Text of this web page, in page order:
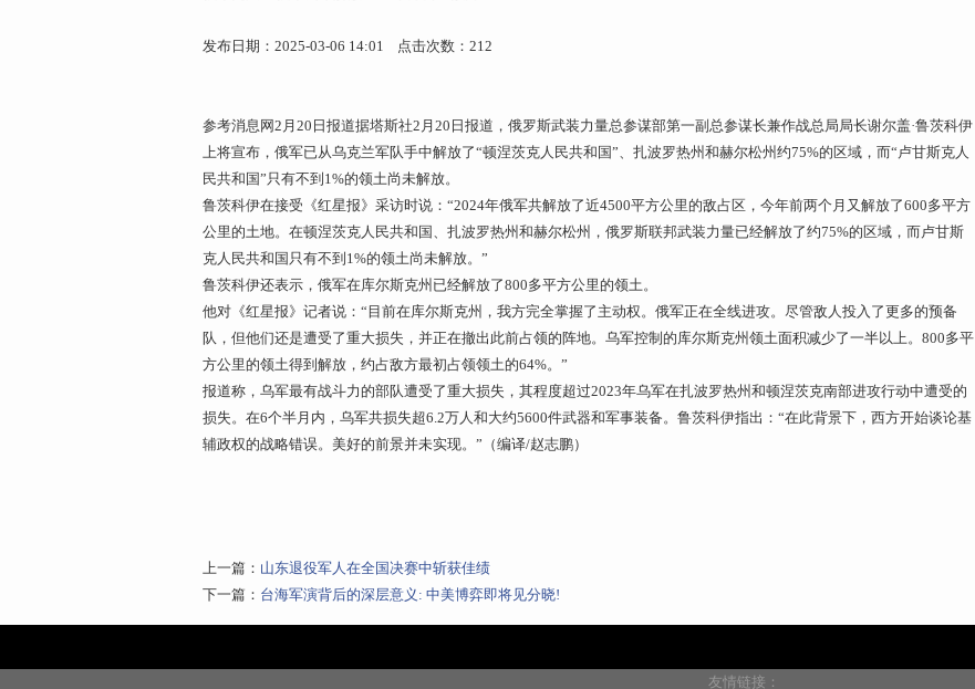
发布日期：2025-03-06 14:01 点击次数：212
参考消息网2月20日报道据塔斯社2月20日报道，俄罗斯武装力量总参谋部第一副总参谋长兼作战总局局长谢尔盖·鲁茨科伊
上将宣布，俄军已从乌克兰军队手中解放了“顿涅茨克人民共和国”、扎波罗热州和赫尔松州约75%的区域，而“卢甘斯克人
民共和国”只有不到1%的领土尚未解放。
鲁茨科伊在接受《红星报》采访时说：“2024年俄军共解放了近4500平方公里的敌占区，今年前两个月又解放了600多平方
公里的土地。在顿涅茨克人民共和国、扎波罗热州和赫尔松州，俄罗斯联邦武装力量已经解放了约75%的区域，而卢甘斯
克人民共和国只有不到1%的领土尚未解放。”
鲁茨科伊还表示，俄军在库尔斯克州已经解放了800多平方公里的领土。
他对《红星报》记者说：“目前在库尔斯克州，我方完全掌握了主动权。俄军正在全线进攻。尽管敌人投入了更多的预备
队，但他们还是遭受了重大损失，并正在撤出此前占领的阵地。乌军控制的库尔斯克州领土面积减少了一半以上。800多平
方公里的领土得到解放，约占敌方最初占领领土的64%。”
报道称，乌军最有战斗力的部队遭受了重大损失，其程度超过2023年乌军在扎波罗热州和顿涅茨克南部进攻行动中遭受的
损失。在6个半月内，乌军共损失超6.2万人和大约5600件武器和军事装备。鲁茨科伊指出：“在此背景下，西方开始谈论基
辅政权的战略错误。美好的前景并未实现。”（编译/赵志鹏）
上一篇： 山东退役军人在全国决赛中斩获佳绩
下一篇： 台海军演背后的深层意义: 中美博弈即将见分晓!
友情链接：